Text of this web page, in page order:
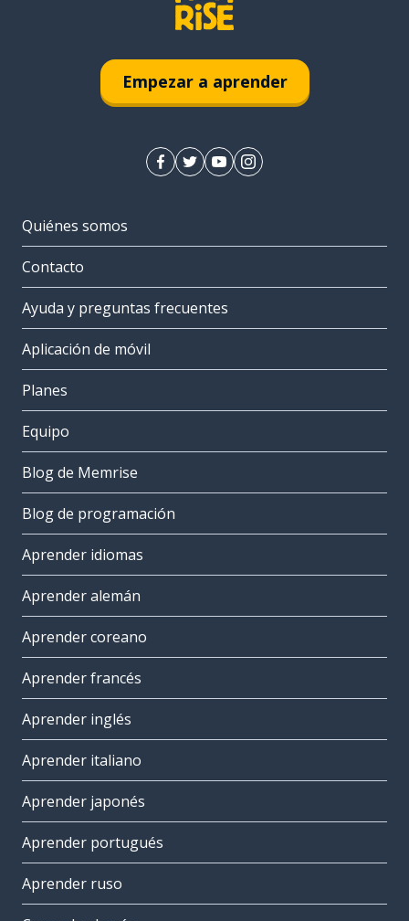
Empezar a aprender
Quiénes somos
Contacto
Ayuda y preguntas frecuentes
Aplicación de móvil
Planes
Equipo
Blog de Memrise
Blog de programación
Aprender idiomas
Aprender alemán
Aprender coreano
Aprender francés
Aprender inglés
Aprender italiano
Aprender japonés
Aprender portugués
Aprender ruso